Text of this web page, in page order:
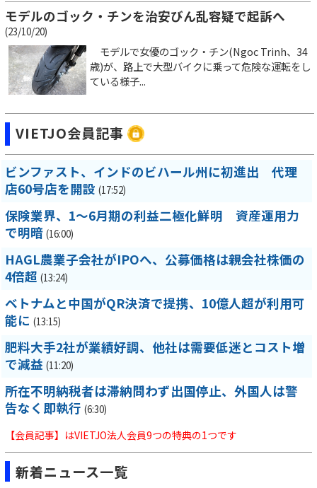
モデルのゴック・チンを治安びん乱容疑で起訴へ
(23/10/20)
モデルで女優のゴック・チン(Ngoc Trinh、34
歳)が、路上で大型バイクに乗って危険な運転をし
ている様子...
VIETJO会員記事
ビンファスト、インドのビハール州に初進出 代理
店60号店を開設 (17:52)
保険業界、1～6月期の利益二極化鮮明 資産運用力
で明暗 (16:00)
HAGL農業子会社がIPOへ、公募価格は親会社株価の
4倍超 (13:24)
ベトナムと中国がQR決済で提携、10億人超が利用可
能に (13:15)
肥料大手2社が業績好調、他社は需要低迷とコスト増
で減益 (11:20)
所在不明納税者は滞納問わず出国停止、外国人は警
告なく即執行 (6:30)
【会員記事】はVIETJO法人会員9つの特典の1つです
新着ニュース一覧